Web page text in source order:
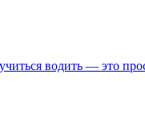
водить — это